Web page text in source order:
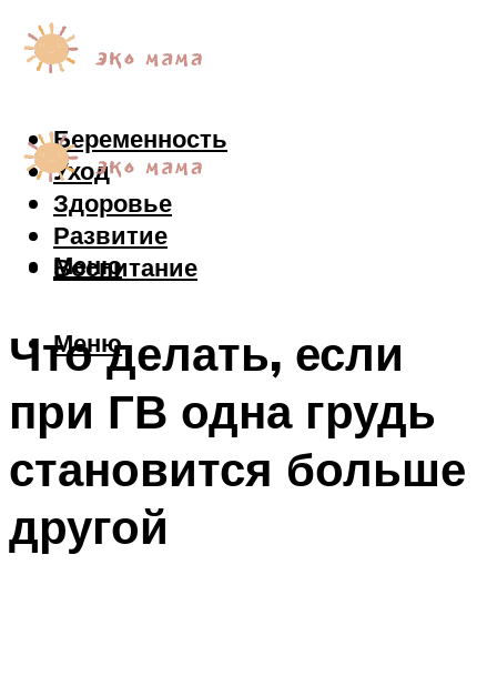
Беременность
Уход
Здоровье
Развитие
Воспитание
Меню
Меню
Что делать, если
при ГВ одна грудь
становится больше
другой